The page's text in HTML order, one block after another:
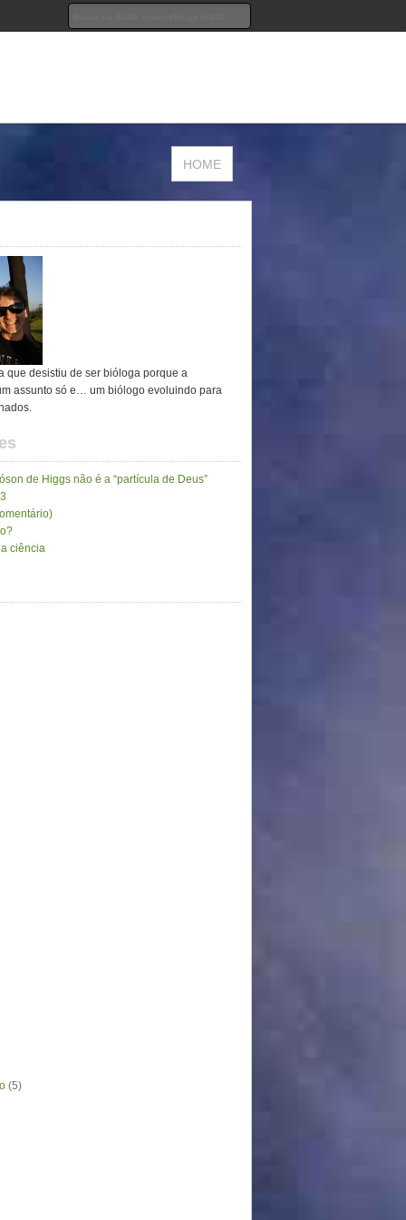
HOME
que desistiu de ser bióloga porque a
assunto só e… um biólogo evoluindo para
de Higgs não é a “partícula de Deus”
ciência
(5)